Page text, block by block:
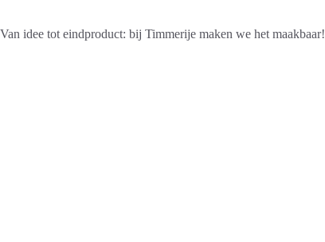
Van idee tot eindproduct: bij Timmerije maken we het maakbaar!